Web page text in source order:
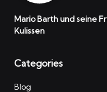
Mario Barth und seine
Kulissen
Categories
Blog